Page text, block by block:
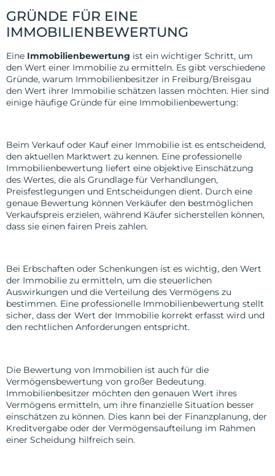
GRÜNDE FÜR EINE
IMMOBILIENBEWERTUNG
Eine Immobilienbewertung ist ein wichtiger Schritt, um
den Wert einer Immobilie zu ermitteln. Es gibt verschiedene
Gründe, warum Immobilienbesitzer in Freiburg/Breisgau
den Wert ihrer Immobilie schätzen lassen möchten. Hier sind
einige häufige Gründe für eine Immobilienbewertung:
Beim Verkauf oder Kauf einer Immobilie ist es entscheidend,
den aktuellen Marktwert zu kennen. Eine professionelle
Immobilienbewertung liefert eine objektive Einschätzung
des Wertes, die als Grundlage für Verhandlungen,
Preisfestlegungen und Entscheidungen dient. Durch eine
genaue Bewertung können Verkäufer den bestmöglichen
Verkaufspreis erzielen, während Käufer sicherstellen können,
dass sie einen fairen Preis zahlen.
Bei Erbschaften oder Schenkungen ist es wichtig, den Wert
der Immobilie zu ermitteln, um die steuerlichen
Auswirkungen und die Verteilung des Vermögens zu
bestimmen. Eine professionelle Immobilienbewertung stellt
sicher, dass der Wert der Immobilie korrekt erfasst wird und
den rechtlichen Anforderungen entspricht.
Die Bewertung von Immobilien ist auch für die
Vermögensbewertung von großer Bedeutung.
Immobilienbesitzer möchten den genauen Wert ihres
Vermögens ermitteln, um ihre finanzielle Situation besser
einschätzen zu können. Dies kann bei der Finanzplanung, der
Kreditvergabe oder der Vermögensaufteilung im Rahmen
einer Scheidung hilfreich sein.